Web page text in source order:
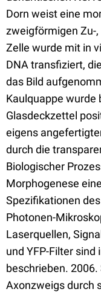
Dorn weist eine
zweigförmigen Zu-,
Zelle wurde mit in
DNA transfiziert,
das Bild
Kaulquappe wurde
Glasdeckzettel
eigens
durch die
Biologischer
Morphogenese
Spezifikationen
Photonen-
Laserquellen,
und YFP-Filter sind
beschrieben.
Axonzweigs durch